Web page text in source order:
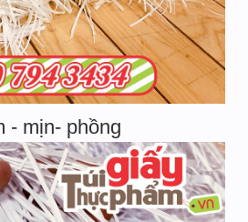
- mịn- phồng